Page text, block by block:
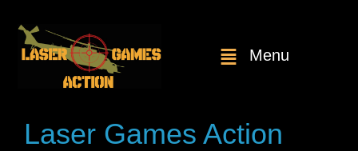
Menu
Laser Games Action